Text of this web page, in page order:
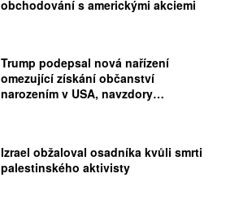
obchodování s americkými akciemi
Trump podepsal nová nařízení
omezující získání občanství
narozením v USA, navzdory
Izrael obžaloval osadníka kvůli smrti
palestinského aktivisty